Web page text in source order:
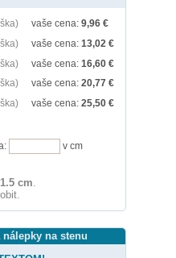
vaše cena: 9,96 €
vaše cena: 13,02 €
vaše cena: 16,60 €
vaše cena: 20,77 €
vaše cena: 25,50 €
v cm
cm
na stenu